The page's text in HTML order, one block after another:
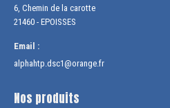
6, Chemin de la carotte
21460 - EPOISSES
Email :
alphahtp.dsc1@orange.fr
Nos produits